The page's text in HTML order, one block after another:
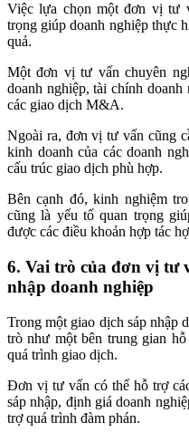
Việc lựa chọn một đơn vị tư
trọng giúp doanh nghiệp thực
quả.
Một đơn vị tư vấn chuyên
doanh nghiệp, tài chính
các giao dịch M&A.
Ngoài ra, đơn vị tư vấn cũng
kinh doanh của các doanh
cấu trúc giao dịch phù hợp.
Bên cạnh đó, kinh nghiệm
cũng là yếu tố quan trọng
được các điều khoản hợp tác
6. Vai trò của đơn vị tư
nhập doanh nghiệp
Trong một giao dịch sáp nhập
trò như một bên trung gian
quá trình giao dịch.
Đơn vị tư vấn có thể hỗ trợ
sáp nhập, định giá doanh
trợ quá trình đàm phán.